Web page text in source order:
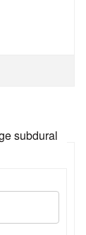
subdural